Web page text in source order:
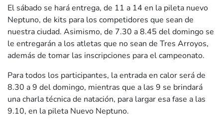
El sábado se hará entrega, de 11 a 14 en la pileta nuevo
Neptuno, de kits para los competidores que sean de
nuestra ciudad. Asimismo, de 7.30 a 8.45 del domingo se
le entregarán a los atletas que no sean de Tres Arroyos,
además de tomar las inscripciones para el campeonato.
Para todos los participantes, la entrada en calor será de
8.30 a 9 del domingo, mientras que a las 9 se brindará
una charla técnica de natación, para largar esa fase a las
9.10, en la pileta Nuevo Neptuno.